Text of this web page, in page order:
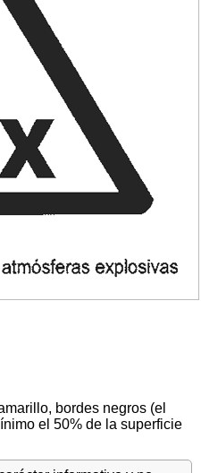
bordes negros (el
el 50% de la superficie